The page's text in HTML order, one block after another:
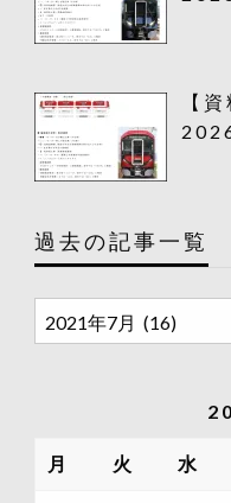
【
過去の記事一覧
去
一月 火 水